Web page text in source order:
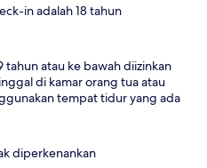
in adalah 18 tahun
tahun atau ke bawah diizinkan
di kamar orang tua atau
tempat tidur yang ada
diperkenankan